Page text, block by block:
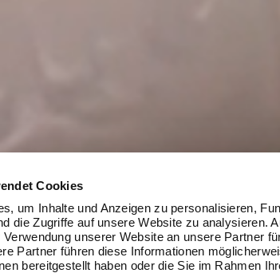
Cookies
um Inhalte und Anzeigen zu personalisieren,
die Zugriffe auf unsere Website zu analysieren.
unserer Website an unsere Partner
Partner führen diese Informationen
bereitgestellt haben oder die Sie im Rahmen
zu sitzen
aktiv zu
entdecken.